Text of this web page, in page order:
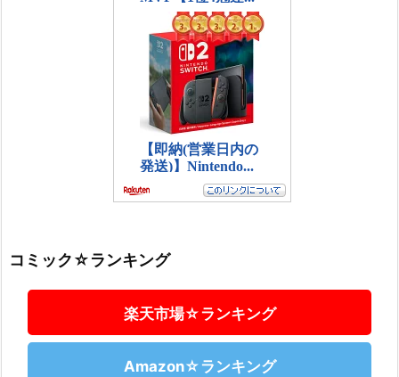
コミック☆ランキング
楽天市場☆ランキング
Amazon☆ランキング